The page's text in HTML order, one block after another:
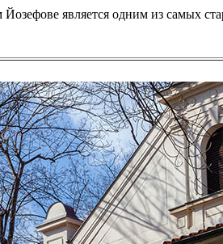
является одним из самых